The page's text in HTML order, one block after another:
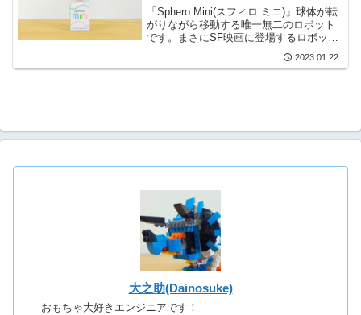
「Sphero Mini(スフィロ ミニ)」球体が転
がりながら移動する唯一無二のロボット
です。まさにSF映画に登場するロボット
でプログラミングができます。
2023.01.22
大之助(Dainosuke)
おもちゃ大好きエンジニアです！